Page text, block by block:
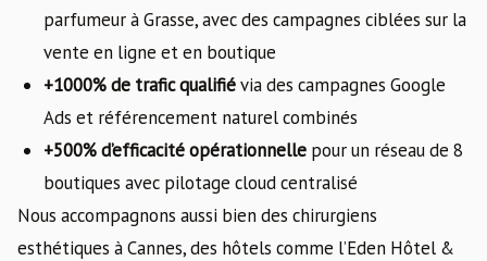
parfumeur à Grasse, avec des campagnes ciblées sur la
vente en ligne et en boutique
+1000% de trafic qualifiévia des campagnes Google
Ads et référencement naturel combinés
+500% d’efficacité opérationnelle pour un réseau de 8
boutiques avec pilotage cloud centralisé
Nous accompagnons aussi bien des chirurgiens
esthétiques à Cannes, des hôtels comme l’Eden Hôtel &